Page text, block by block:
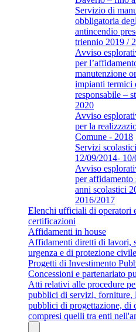
Servizio di
obbligatoria
antincendio
triennio 2019 /
Avviso
per
manutenzione
impianti termici
responsabile –
2020
Avviso
per la
Comune - 2018
Servizi
12/09/2014-
Avviso
per affidamento
anni scolastici
2016/2017
Elenchi ufficiali di operatori
certificazioni
Affidamenti in house
Affidamenti diretti di lavori,
urgenza e di protezione civile
Progetti di Investimento
Concessioni e partenariato
Atti relativi alle procedure
pubblici di servizi, forniture,
pubblici di progettazione, di
compresi quelli tra enti